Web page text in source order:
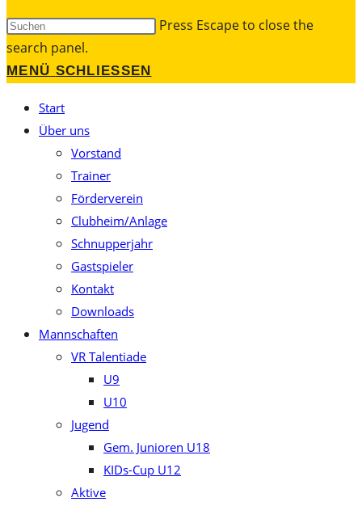
Press Escape to close the
search panel.
MENÜ SCHLIESSEN
Start
Über uns
Vorstand
Trainer
Förderverein
Clubheim/Anlage
Schnupperjahr
Gastspieler
Kontakt
Downloads
Mannschaften
VR Talentiade
U9
U10
Jugend
Gem. Junioren U18
KIDs-Cup U12
Aktive